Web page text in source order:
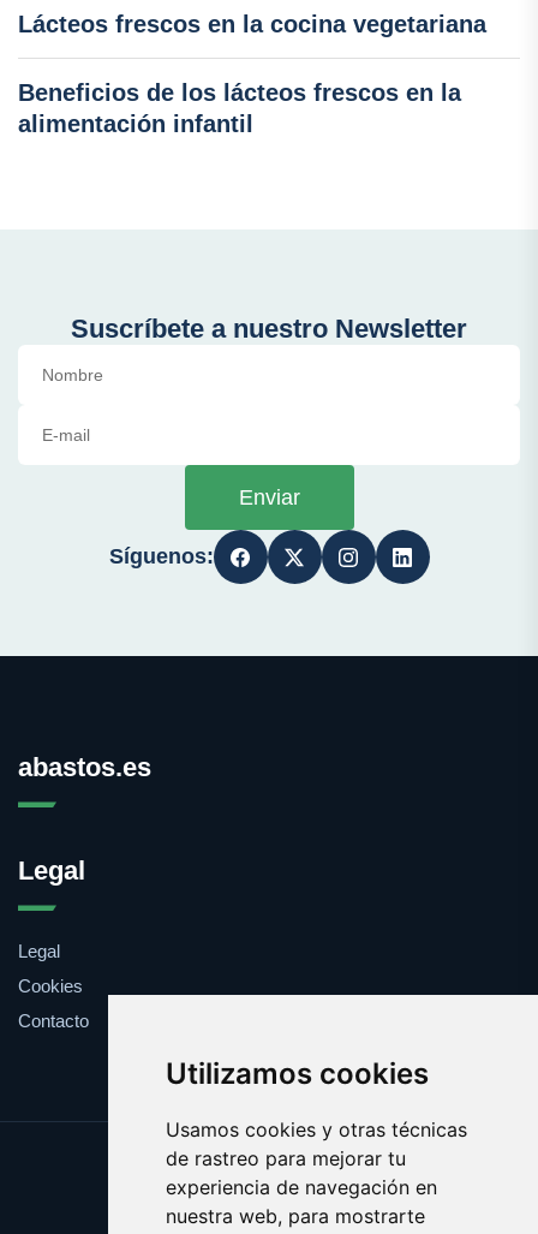
Utilizamos cookies
Usamos cookies y otras técnicas
de rastreo para mejorar tu
experiencia de navegación en
nuestra web, para mostrarte
Lácteos frescos en la cocina vegetariana
Beneficios de los lácteos frescos en la
alimentación infantil
Suscríbete a nuestro Newsletter
Enviar
Síguenos:
abastos.es
Legal
Legal
Cookies
Contacto
Update cookies preferences
Copyright © 2025 abastos.es